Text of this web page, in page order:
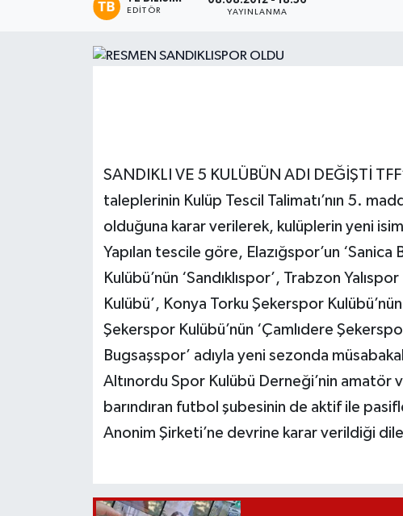
EDITÖR YAYINLANMA
SANDIKLI VE 5 KULÜBÜN ADI DEĞİŞTİ
taleplerinin Kulüp Tescil Talimatı’nın 5.
olduğuna karar verilerek, kulüplerin yeni
Yapılan tescile göre, Elazığspor’un ‘Sanica
Kulübü’nün ‘Sandıklıspor’, Trabzon
Kulübü’, Konya Torku Şekerspor
Şekerspor Kulübü’nün ‘Çamlıdere
Bugsaşspor’ adıyla yeni sezonda
Altınordu Spor Kulübü Derneği’nin
barındıran futbol şubesinin de aktif ile
Anonim Şirketi’ne devrine karar verildiği